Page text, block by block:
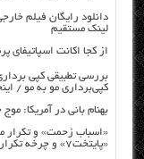
لینک مستقیم
از کجا اکانت اسپاتیفای پرمیوم
بررسی تطبیقی کپی
کپی‌برداری مو به مو /
بهنام بانی در آمریکا:
«اسباب زحمت» و تکرار
«پایتخت۷» و چرخه تکرار